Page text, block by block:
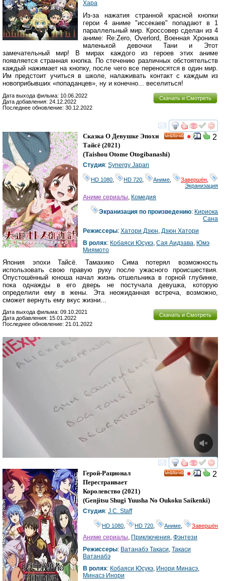
Хара
Из-за нажатия странной красной кнопки
герои 4 аниме "иссекаев" попадают в 1
параллельный мир. Кроссовер сделан из 4
аниме: Re:Zero, Overlord, Военная Хроника
маленькой девочки Тани и Этот
замечательный мир! В мирах каждого из героев этих аниме
появляется странная кнопка. По стечению различных обстоятельств
каждый нажимает на кнопку, после чего все переносятся в один мир.
Им предстоит учиться в школе, налаживать контакт с каждым из
новоприбывших «попаданцев», ну и конечно... веселиться!
Скачать и Смотреть
Дата выхода фильма: 10.06.2022
Дата добавления: 24.12.2022
Последнее обновление: 30.12.2022
смотреть
2
Сказка О Девушке Эпохи
Тайсё (2021)
(Taishou Otome Otogibanashi)
Студия: Synergy Japan
HD 1080 HD 720 Аниме Завершён
Экранизация
Аниме сериалы Комедия
Экранизация по произведению: Кириока
Сана
Режиссеры: Хатори Дзюн Дзюн Хатори
В ролях: Кобаяси Юсукэ Сая Аидзава Юмэ
Миямото
Япония эпохи Тайсё. Тамахико Сима потерял возможность
использовать свою правую руку после ужасного происшествия.
Опустошённый юноша начал жизнь отшельника в горной глубинке,
пока однажды в его дверь не постучала девушка, которую
определили ему в жены. Эта неожиданная встреча, возможно,
сможет вернуть ему вкус жизни...
Скачать и Смотреть
Дата выхода фильма: 09.10.2021
Дата добавления: 15.01.2022
Последнее обновление: 21.01.2022
смотреть
2
Герой-Рационал
Перестраивает
Королевство (2021)
(Genjitsu Shugi Yuusha No Oukoku Saikenki)
Студия: J.C. Staff
HD 1080 HD 720 Аниме Завершён
Аниме сериалы, Приключения, Фэнтези
Режиссеры: Ватанабэ Такаси, Такаси
Ватанабэ
В ролях: Кобаяси Юсукэ, Инори Минасэ,
Минасэ Инори